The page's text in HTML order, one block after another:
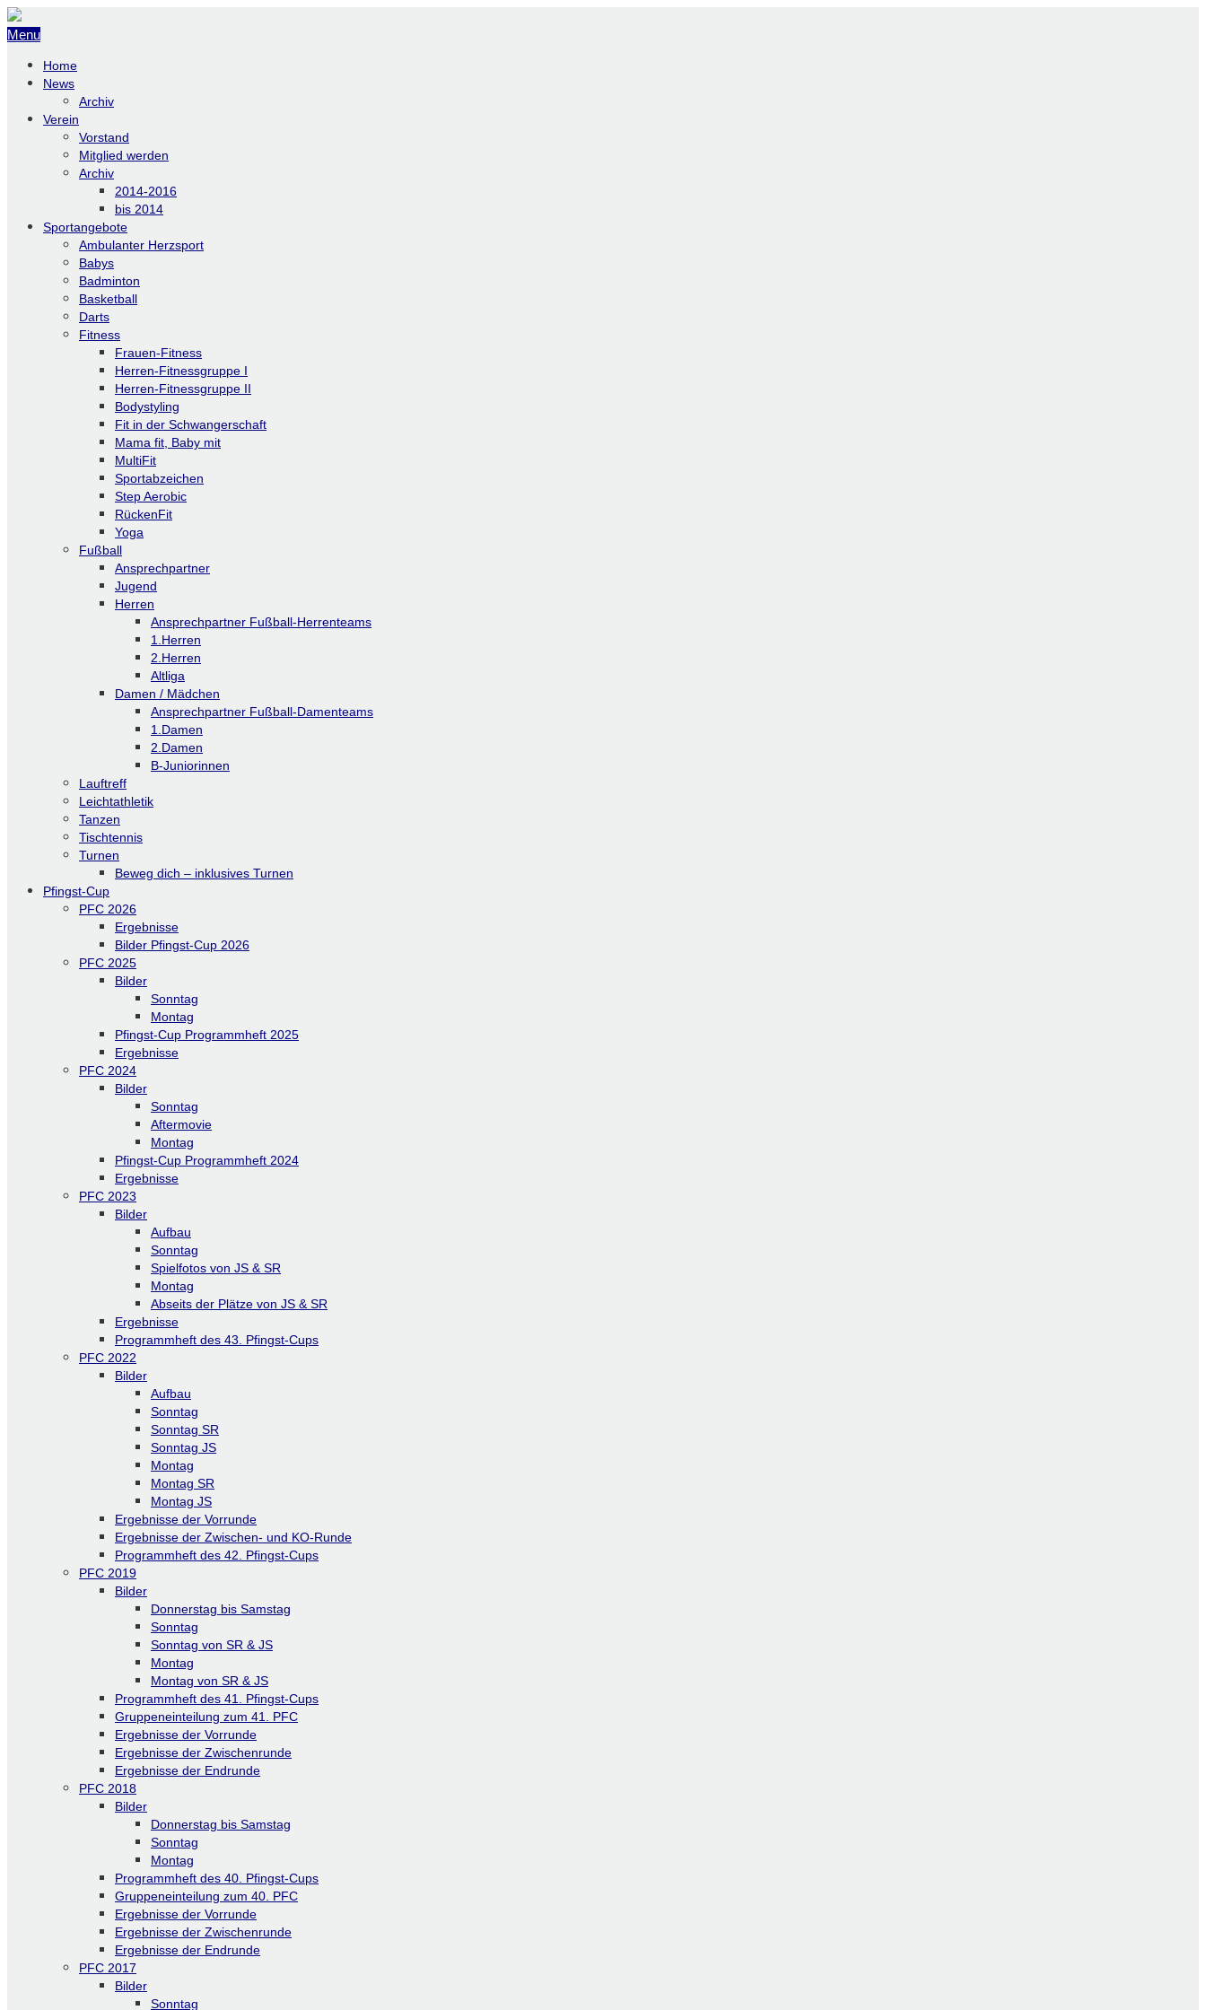
Menu
Home
News
Archiv
Verein
Vorstand
Mitglied werden
Archiv
2014-2016
bis 2014
Sportangebote
Ambulanter Herzsport
Babys
Badminton
Basketball
Darts
Fitness
Frauen-Fitness
Herren-Fitnessgruppe I
Herren-Fitnessgruppe II
Bodystyling
Fit in der Schwangerschaft
Mama fit, Baby mit
MultiFit
Sportabzeichen
Step Aerobic
RückenFit
Yoga
Fußball
Ansprechpartner
Jugend
Herren
Ansprechpartner Fußball-Herrenteams
1.Herren
2.Herren
Altliga
Damen / Mädchen
Ansprechpartner Fußball-Damenteams
1.Damen
2.Damen
B-Juniorinnen
Lauftreff
Leichtathletik
Tanzen
Tischtennis
Turnen
Beweg dich – inklusives Turnen
Pfingst-Cup
PFC 2026
Ergebnisse
Bilder Pfingst-Cup 2026
PFC 2025
Bilder
Sonntag
Montag
Pfingst-Cup Programmheft 2025
Ergebnisse
PFC 2024
Bilder
Sonntag
Aftermovie
Montag
Pfingst-Cup Programmheft 2024
Ergebnisse
PFC 2023
Bilder
Aufbau
Sonntag
Spielfotos von JS & SR
Montag
Abseits der Plätze von JS & SR
Ergebnisse
Programmheft des 43. Pfingst-Cups
PFC 2022
Bilder
Aufbau
Sonntag
Sonntag SR
Sonntag JS
Montag
Montag SR
Montag JS
Ergebnisse der Vorrunde
Ergebnisse der Zwischen- und KO-Runde
Programmheft des 42. Pfingst-Cups
PFC 2019
Bilder
Donnerstag bis Samstag
Sonntag
Sonntag von SR & JS
Montag
Montag von SR & JS
Programmheft des 41. Pfingst-Cups
Gruppeneinteilung zum 41. PFC
Ergebnisse der Vorrunde
Ergebnisse der Zwischenrunde
Ergebnisse der Endrunde
PFC 2018
Bilder
Donnerstag bis Samstag
Sonntag
Montag
Programmheft des 40. Pfingst-Cups
Gruppeneinteilung zum 40. PFC
Ergebnisse der Vorrunde
Ergebnisse der Zwischenrunde
Ergebnisse der Endrunde
PFC 2017
Bilder
Sonntag